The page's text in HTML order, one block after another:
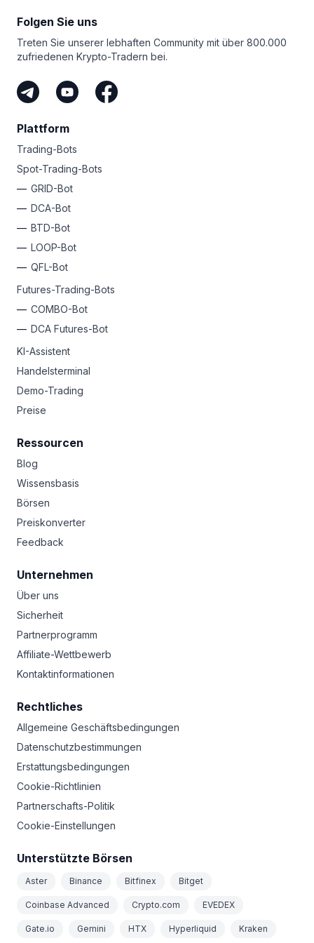
Folgen Sie uns
Treten Sie unserer lebhaften Community mit über 800.000
zufriedenen Krypto-Tradern bei.
Plattform
Trading-Bots
Spot-Trading-Bots
GRID-Bot
DCA-Bot
BTD-Bot
LOOP-Bot
QFL-Bot
Futures-Trading-Bots
COMBO-Bot
DCA Futures-Bot
KI-Assistent
Handelsterminal
Demo-Trading
Preise
Ressourcen
Blog
Wissensbasis
Börsen
Preiskonverter
Feedback
Unternehmen
Über uns
Sicherheit
Partnerprogramm
Affiliate-Wettbewerb
Kontaktinformationen
Rechtliches
Allgemeine Geschäftsbedingungen
Datenschutzbestimmungen
Erstattungsbedingungen
Cookie-Richtlinien
Partnerschafts-Politik
Cookie-Einstellungen
Unterstützte Börsen
Aster Binance Bitfinex Bitget
Coinbase Advanced Crypto.com EVEDEX
Gate.io Gemini HTX Hyperliquid Kraken